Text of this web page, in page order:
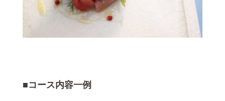
■コース内容一例